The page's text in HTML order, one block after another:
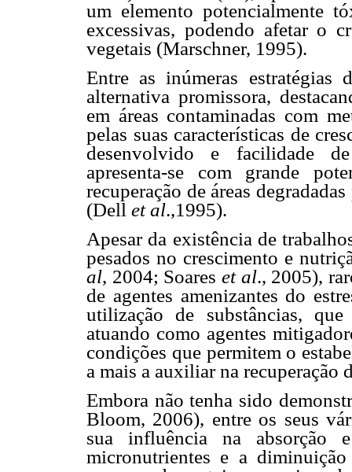
um elemento potencialmente
excessivas, podendo afetar o
vegetais (Marschner, 1995).
Entre as inúmeras estratégias
alternativa promissora,
em áreas contaminadas com
pelas suas características de
desenvolvido e facilidade
apresenta-se com grande
recuperação de áreas
(Dell et al.,1995).
Apesar da existência de
pesados no crescimento e
al, 2004; Soareset al., 2005),
de agentes amenizantes do
utilização de substâncias,
atuando como agentes
condições que permitem o
a mais a auxiliar na recuperação
Embora não tenha sido
Bloom, 2006), entre os seus
sua influência na absorção
micronutrientes e a